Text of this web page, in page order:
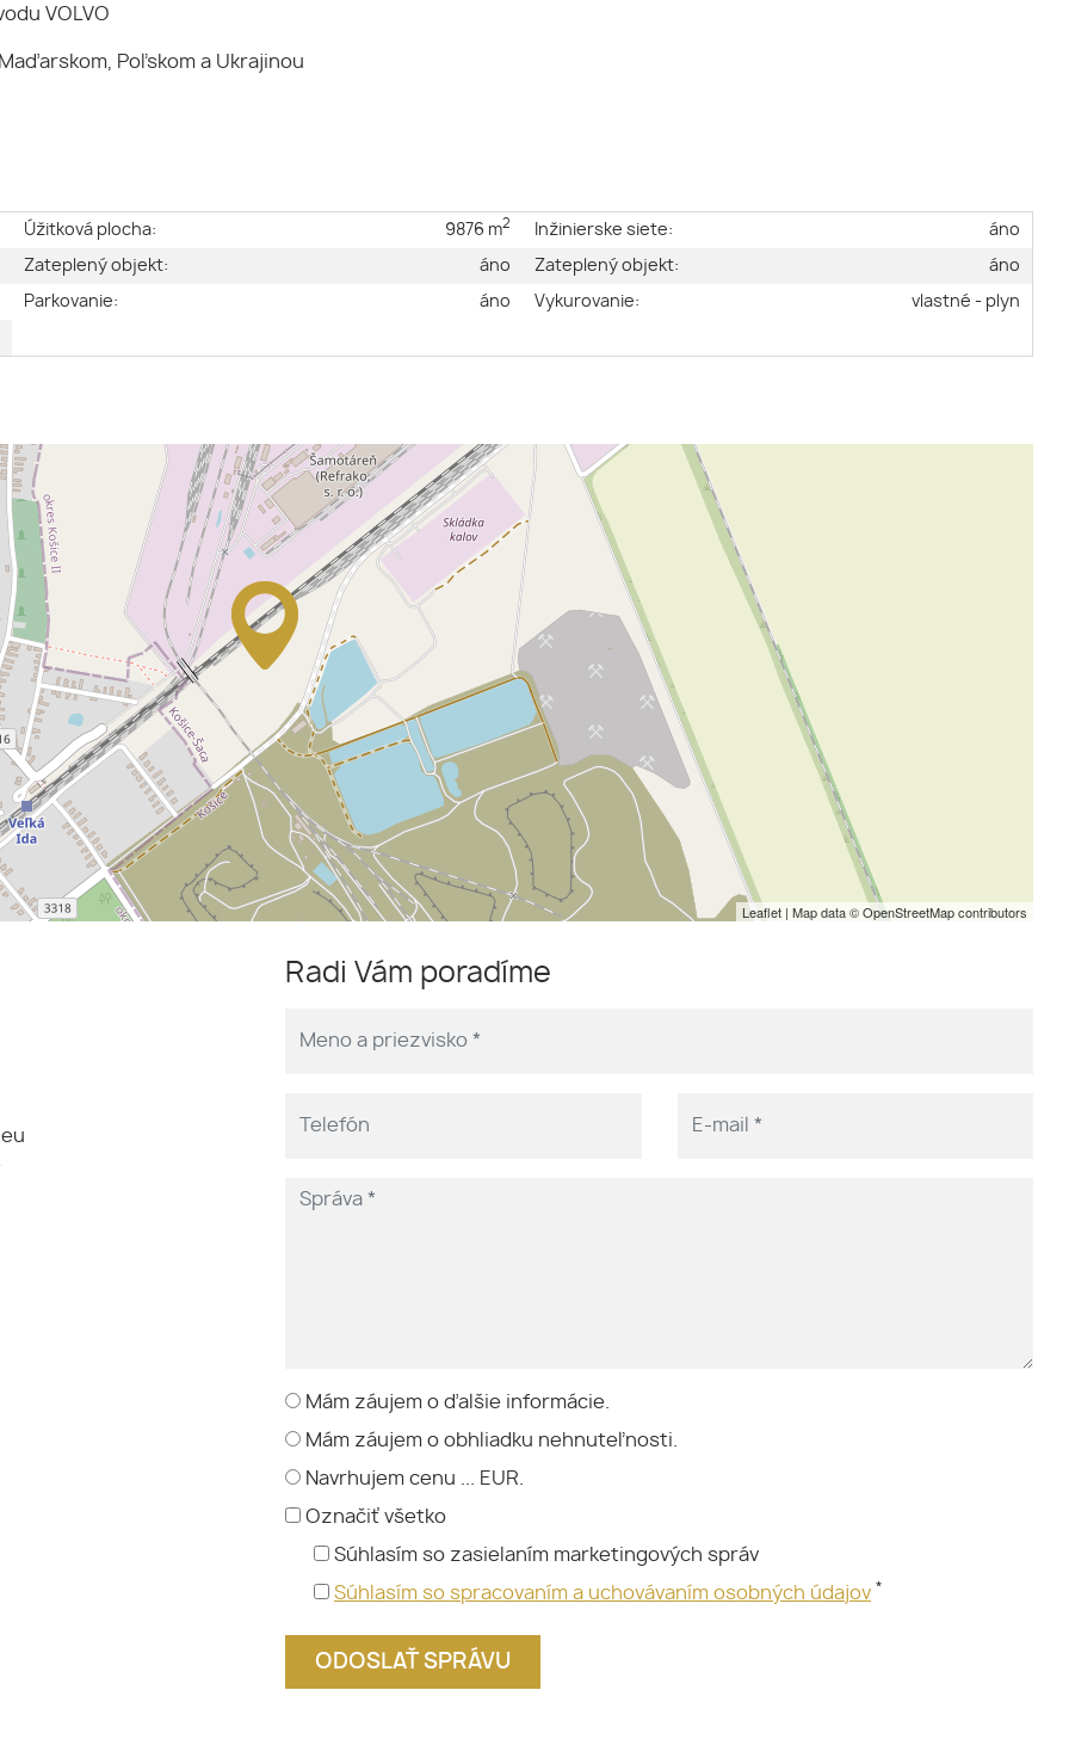
VOLVO
Poľskom a Ukrajinou
Úžitková plocha: 9876 m2
Zateplený objekt:
áno
Parkovanie:
áno
Inžinierske siete:
áno
Zateplený objekt:
áno
Vykurovanie:
vlastné - plyn
Leaflet | Map data ©OpenStreetMapcontributors
Radi Vám poradíme
Mám záujem o ďalšie informácie.
Mám záujem o obhliadku nehnuteľnosti.
Navrhujem cenu ... EUR.
Označiť všetko
Súhlasím so zasielaním marketingových správ
Súhlasím so spracovaním a uchovávaním osobných údajov *